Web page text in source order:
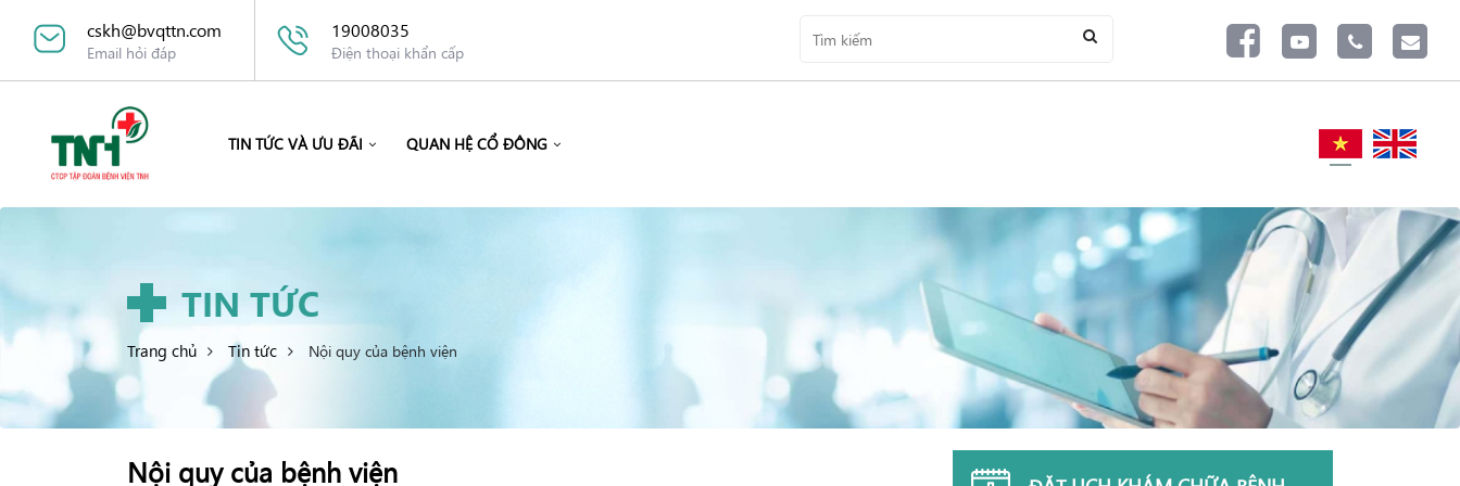
cskh@bvqttn.com
Email hỏi đáp
19008035
Điện thoại khẩn cấp
TIN TỨC VÀ ƯU ĐÃI QUAN HỆ CỔ ĐÔNG
TIN TỨC
Trang chủ Tin tức Nội quy của bệnh viện
Nội quy của bệnh viện